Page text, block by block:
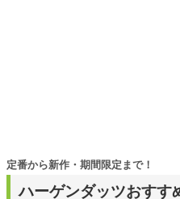
ハーゲンダッツおすす
定番から新作・期間限定まで！